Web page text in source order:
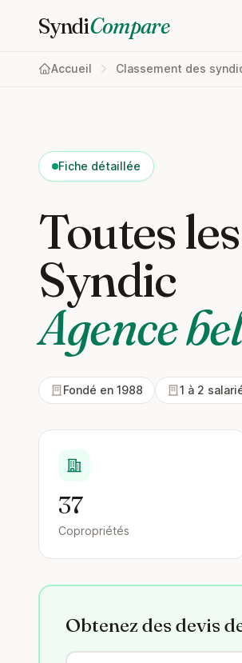
SyndiCompare
Accueil Classement des
Fiche détaillée
Toutes
Syndic
Agence
Fondé en 1988 1 à 2
37
Copropriétés
Obtenez des devis